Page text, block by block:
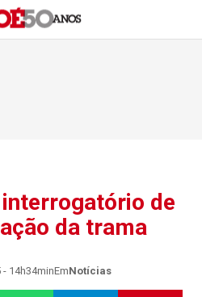
de
da trama
14h34minEmNotícias